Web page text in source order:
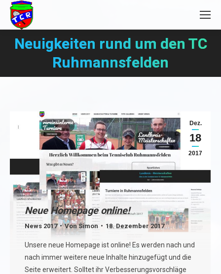
Neuigkeiten rund um den TC
Ruhmannsfelden
Dez.
18
2017
Neue Homepage online!
News 2017 VonSimon 18. Dezember 2017
Unsere neue Homepage ist online! Es werden nach und
nach immer weitere neue Inhalte hinzugefügt und die
Seite erweitert. Solltet ihr Verbesserungsvorschläge